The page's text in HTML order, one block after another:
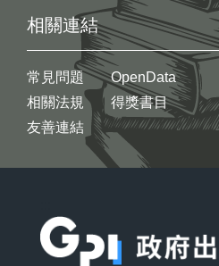
相關連結
常見問題
相關法規
友善連結
OpenData
得獎書目